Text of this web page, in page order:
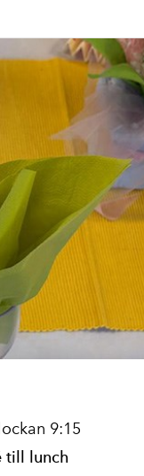
9:15
till lunch